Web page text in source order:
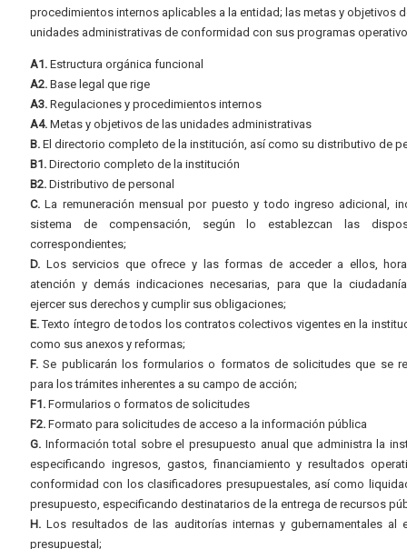
procedimientos internos aplicables a la entidad; las metas y objetivos
unidades administrativas de conformidad con sus programas
A1. Estructura orgánica funcional
A2. Base legal que rige
A3. Regulaciones y procedimientos internos
A4. Metas y objetivos de las unidades administrativas
B. El directorio completo de la institución, así como su distributivo de
B1. Directorio completo de la institución
B2. Distributivo de personal
C. La remuneración mensual por puesto y todo ingreso adicional,
sistema de compensación, según lo establezcan las
correspondientes;
D. Los servicios que ofrece y las formas de acceder a ellos,
atención y demás indicaciones necesarias, para que la
ejercer sus derechos y cumplir sus obligaciones;
E.Texto íntegro de todos los contratos colectivos vigentes en la
como sus anexos y reformas;
F. Se publicarán los formularios o formatos de solicitudes que se
para los trámites inherentes a su campo de acción;
F1. Formularios o formatos de solicitudes
F2. Formato para solicitudes de acceso a la información pública
G. Información total sobre el presupuesto anual que administra la
especificando ingresos, gastos, financiamiento y resultados
conformidad con los clasificadores presupuestales, así como
presupuesto, especificando destinatarios de la entrega de recursos
H. Los resultados de las auditorías internas y gubernamentales al
presupuestal;